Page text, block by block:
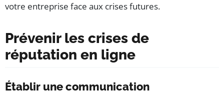
votre entreprise face aux crises futures.
Prévenir les crises de
réputation en ligne
Établir une communication